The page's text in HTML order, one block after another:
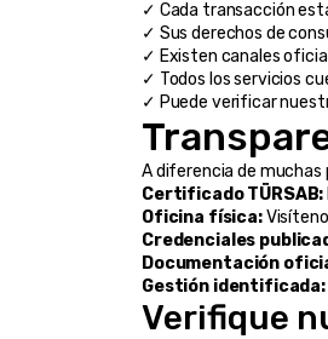
✓ Cada transacción
✓ Sus derechos de
✓ Existen canales
✓ Todos los servicios
✓ Puede verificar
A diferencia de
Certificado TÜRSAB:
Oficina física:
Credenciales
Documentación
Gestión identificada:
Verifique